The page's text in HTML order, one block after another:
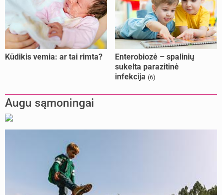
Kūdikis vemia: ar tai rimta?
Enterobiozė – spalinių
sukelta parazitinė
infekcija (6)
Augu sąmoningai